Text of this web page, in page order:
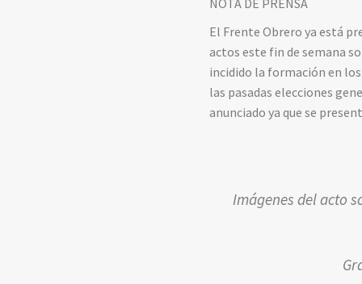
NOTA DE PRENSA
El Frente Obrero ya está
actos este fin de semana
incidido la formación en
las pasadas elecciones
anunciado ya que se
Imágenes del acto